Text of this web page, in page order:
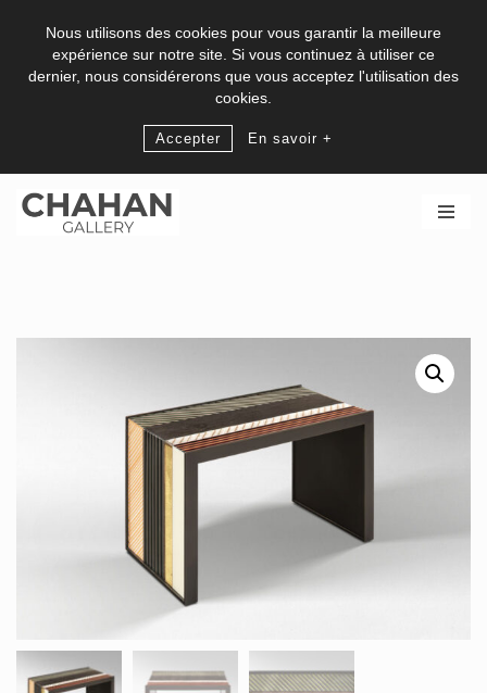
Nous utilisons des cookies pour vous garantir la meilleure
expérience sur notre site. Si vous continuez à utiliser ce
dernier, nous considérerons que vous acceptez l'utilisation des
cookies.
Accepter En savoir +